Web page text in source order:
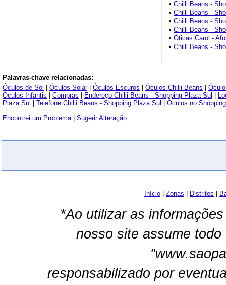
• Chilli Beans -
• Chilli Beans -
• Chilli Beans -
• Chilli Beans -
• Óticas Carol -
• Chilli Beans -
Palavras-chave relacionadas:
Óculos de Sol
Óculos Solar| Óculos Escuros Óculos Chilli Beans
Óculos Infantis
Compras Endereço Chilli Beans - Shopping Plaza Sul
Plaza Sul
Telefone Chilli Beans - Shopping Plaza Sul
Óculos no
Encontrei um Problema| Sugerir Alteração
Início Zonas Distritos
*Ao utilizar as
nosso site assume
responsabilizado por